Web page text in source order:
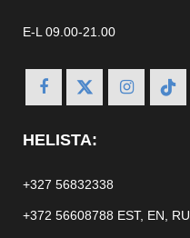
E-L 09.00-21.00
HELISTA:
+327 56832338
+372 56608788 EST, EN, RU